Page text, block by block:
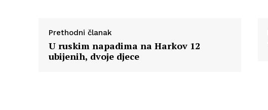
Prethodni članak
U ruskim napadima na Harkov 12
ubijenih, dvoje djece